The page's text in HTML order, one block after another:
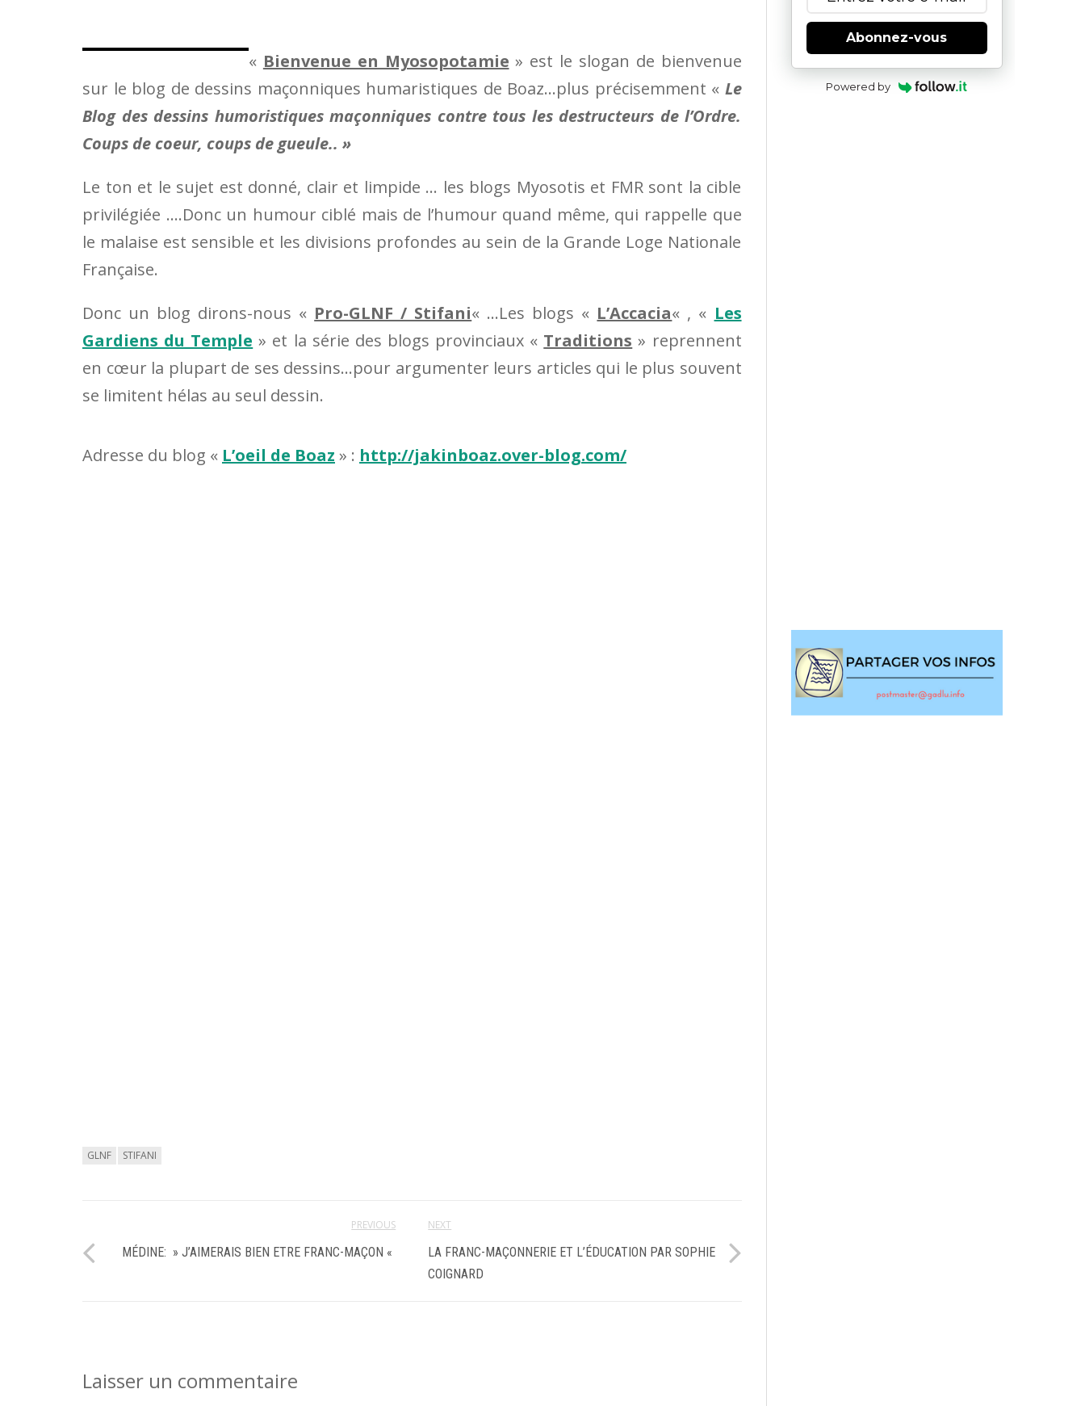
« Bienvenue en Myosopotamie » est le slogan de bienvenue
sur le blog de dessins maçonniques humaristiques de Boaz…plus précisemment « Le
Blog des dessins humoristiques maçonniques contre tous les destructeurs de l’Ordre.
Coups de coeur, coups de gueule.. »
Le ton et le sujet est donné, clair et limpide … les blogs Myosotis et FMR sont la cible
privilégiée ….Donc un humour ciblé mais de l’humour quand même, qui rappelle que
le malaise est sensible et les divisions profondes au sein de la Grande Loge Nationale
Française.
Donc un blog dirons-nous « Pro-GLNF / Stifani« …Les blogs « L’Accacia« , « Les
Gardiens du Temple » et la série des blogs provinciaux « Traditions » reprennent
en cœur la plupart de ses dessins…pour argumenter leurs articles qui le plus souvent
se limitent hélas au seul dessin.
Adresse du blog « L’oeil de Boaz » : http://jakinboaz.over-blog.com/
GLNF STIFANI
PREVIOUS
MÉDINE: » J’AIMERAIS BIEN ETRE FRANC-MAÇON «
NEXT
LA FRANC-MAÇONNERIE ET L’ÉDUCATION PAR SOPHIE
COIGNARD
Laisser un commentaire
Abonnez-vous
Powered by